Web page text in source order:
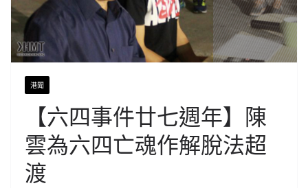
港聞
【六四事件廿七週年】陳
雲為六四亡魂作解脫法超
渡